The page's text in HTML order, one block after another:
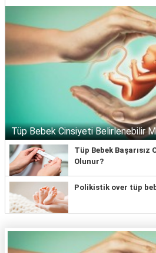
Tüp Bebek Cinsiyeti Belirlenebilir
Tüp Bebek Başarısız
Olunur?
Polikistik over tüp